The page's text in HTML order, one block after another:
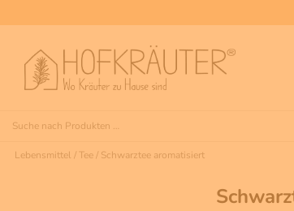
Lebensmittel / Tee/ Schwarztee aromatisiert